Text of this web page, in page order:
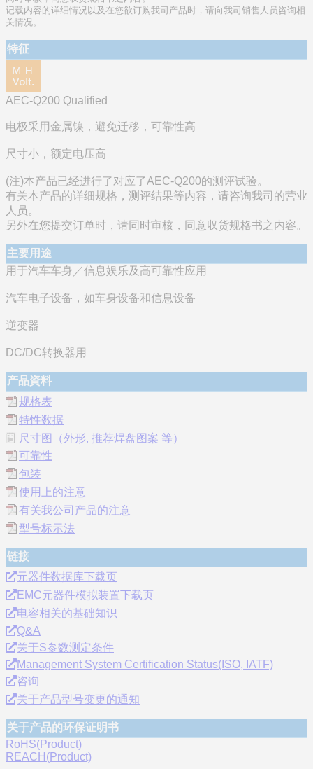
记载内容的详细情况以及在您欲订购我司产品时，请向我司销售人员咨询相
关情况。
特征
AEC-Q200 Qualified
电极采用金属镍，避免迁移，可靠性高
尺寸小，额定电压高
(注)本产品已经进行了对应了AEC-Q200的测评试验。
有关本产品的详细规格，测评结果等内容，请咨询我司的营业
人员。
另外在您提交订单时，请同时审核，同意収货规格书之内容。
主要用途
用于汽车车身／信息娱乐及高可靠性应用
汽车电子设备，如车身设备和信息设备
逆变器
DC/DC转换器用
产品資料
规格表
特性数据
尺寸图（外形, 推荐焊盘图案 等）
可靠性
包装
使用上的注意
有关我公司产品的注意
型号标示法
链接
元器件数据库下载页
EMC元器件模拟装置下载页
电容相关的基础知识
Q&A
关于S参数测定条件
Management System Certification Status(ISO, IATF)
咨询
关于产品型号变更的通知
关于产品的环保证明书
RoHS(Product)
REACH(Product)